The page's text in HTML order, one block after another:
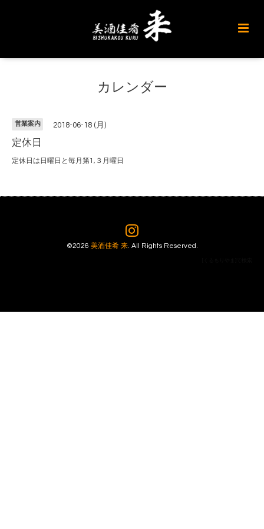
カレンダー
営業案内 2018-06-18 (月)
定休日
定休日は日曜日と毎月第1,３月曜日
©2026 美酒佳肴 来. All Rights Reserved.